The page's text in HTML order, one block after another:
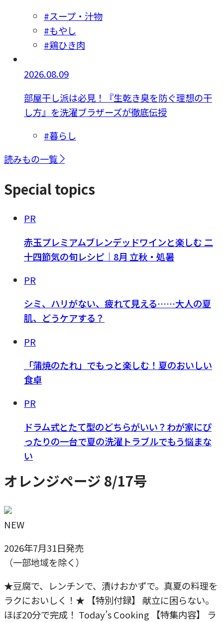
#スープ・汁物
#もやし
#鶏ひき肉
2026.08.09
部屋干し派は必見！『生乾き臭を防ぐ理想の干
し方』を洗濯ブラザーズが徹底伝授
#暮らし
読みもの一覧
Special topics
PR
赤玉プレミアムブレンデッドワインと楽しむ 二
十四節気の旬レシピ｜8月 立秋・処暑
PR
シミ、ハリがない、疲れて見える……大人の夏
肌、どうケアする？
PR
「蒲焼のたれ」でもっと楽しむ！夏のおいしい
食卓
PR
ドラム式とたて型のどちらがいい？わが家にぴ
ったりの一台で夏の洗濯トラブルでもう悩まな
い
オレンジページ 8/17号
NEW
2026年7月31日発売
（一部地域を除く）
★豆腐で、レンチンで、漬けおかずで。真夏の料理を
ラクにおいしく！★ 【特別付録】 献立に困らない。
ほぼ20分で完成！ Today’s Cooking 【特集内容】 ラ